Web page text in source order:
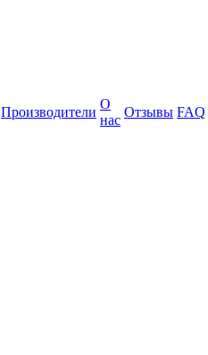
Производители
О
нас
Отзывы FAQ